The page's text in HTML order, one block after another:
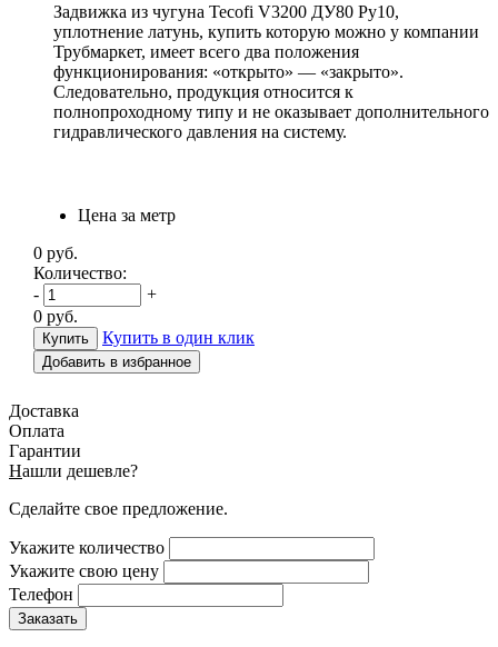
Задвижка из чугуна Tecofi V3200 ДУ80 Ру10,
уплотнение латунь, купить которую можно у компании
Трубмаркет, имеет всего два положения
функционирования: «открыто» — «закрыто».
Следовательно, продукция относится к
полнопроходному типу и не оказывает дополнительного
гидравлического давления на систему.
Цена за метр
0 руб.
Количество:
-
+
0 руб.
Купить в один клик
Добавить в избранное
Доставка
Оплата
Гарантии
Нашли дешевле?
Сделайте свое предложение.
Укажите количество
Укажите свою цену
Телефон